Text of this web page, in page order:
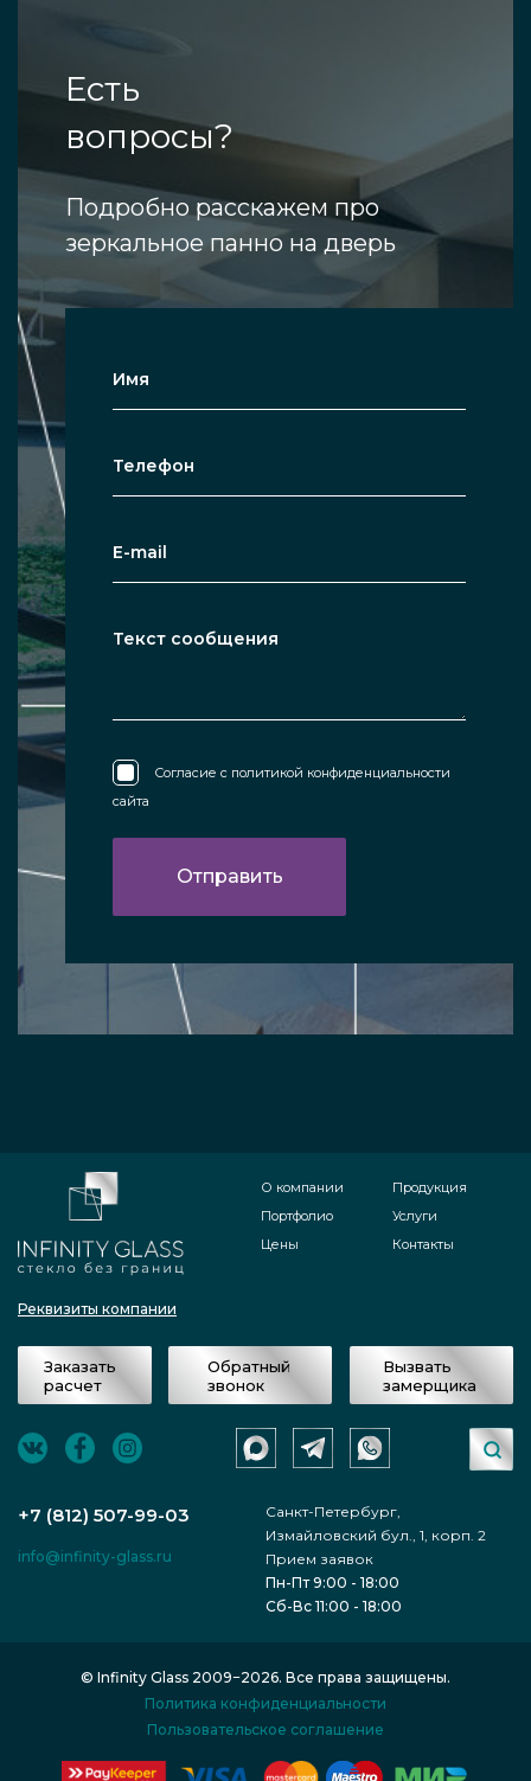
Есть
вопросы?
Подробно расскажем про
зеркальное панно на дверь
Согласие с политикой конфиденциальности
сайта
Реквизиты компании
О компании
Портфолио
Цены
Продукция
Услуги
Контакты
Заказать
расчет
Обратный
звонок
Вызвать
замерщика
+7 (812) 507-99-03
Санкт-Петербург,
Измайловский бул., 1, корп. 2
info@infinity-glass.ru
Прием заявок
Пн-Пт 9:00 - 18:00
Сб-Вс 11:00 - 18:00
© Infinity Glass 2009−2026. Все права защищены.
Политика конфиденциальности
Пользовательское соглашение